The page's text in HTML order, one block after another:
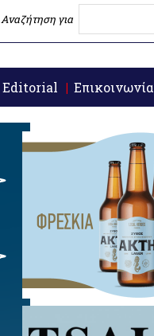
Αναζήτηση για
Editorial Επικοινωνία